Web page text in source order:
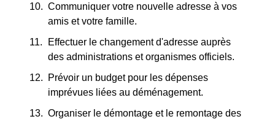
Communiquer votre nouvelle adresse à vos
amis et votre famille.
Effectuer le changement d'adresse auprès
des administrations et organismes officiels.
Prévoir un budget pour les dépenses
imprévues liées au déménagement.
Organiser le démontage et le remontage des